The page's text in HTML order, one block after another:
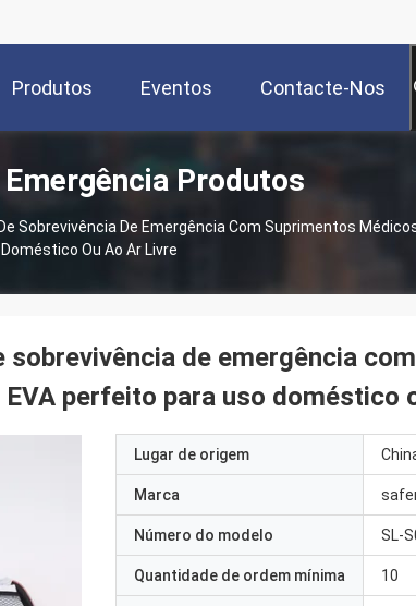
Produtos Eventos Contacte-Nos
Produtos
Sobrevivência De Emergência Com Suprimentos
Ou Ao Ar Livre
sobrevivência de emergência
perfeito para uso doméstico
Lugar de origem
Marca
Número do modelo SL-
Quantidade de ordem mínima 10